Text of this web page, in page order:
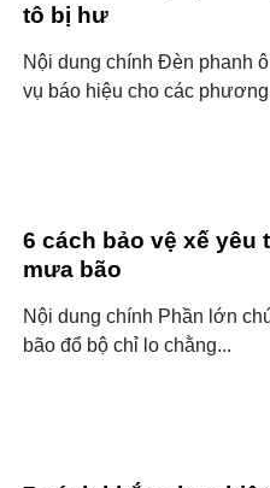
tô bị hư
Nội dung chính Đèn phanh
vụ báo hiệu cho các
6 cách bảo vệ xế yêu
mưa bão
Nội dung chính Phần lớn
bão đổ bộ chỉ lo chằng...